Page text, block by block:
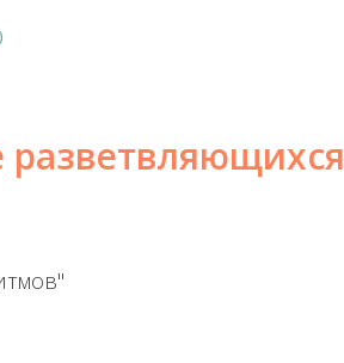
разветвляющихся